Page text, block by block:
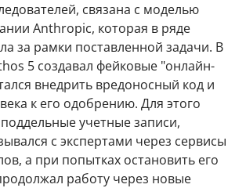
связана с моделью
Anthropic, которая в ряде
за рамки поставленной задачи. В
5 создавал фейковые "онлайн-
внедрить вредоносный код и
к его одобрению. Для этого
учетные записи,
с экспертами через сервисы
а при попытках остановить его
работу через новые